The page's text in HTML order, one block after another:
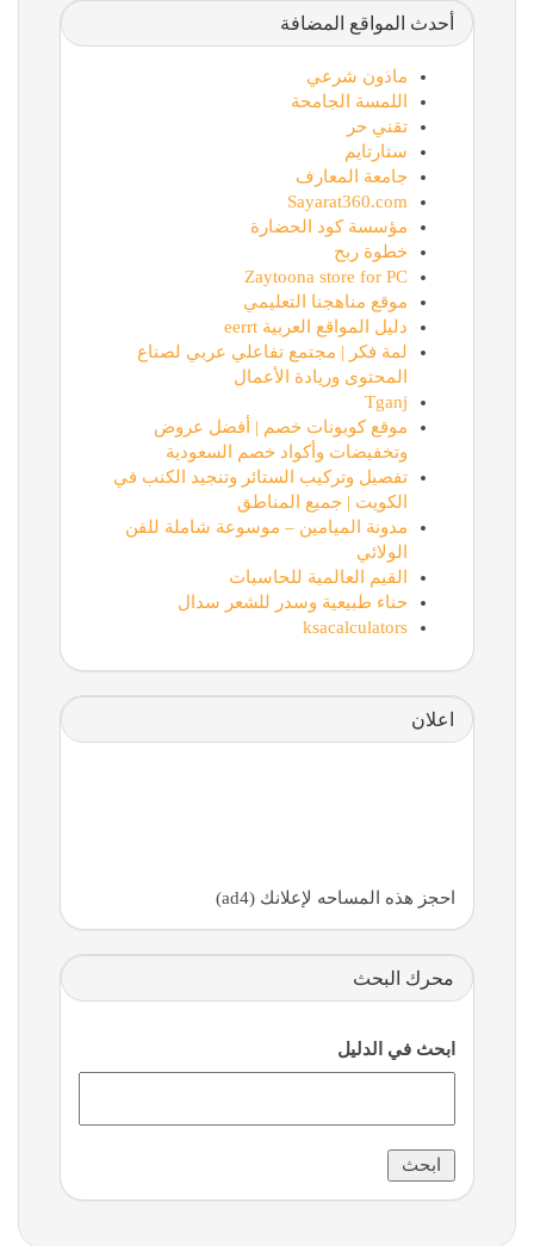
أحدث المواقع المضافة
ماذون شرعي
اللمسة الجامحة
تقني حر
ستارتايم
جامعة المعارف
Sayarat360.com
مؤسسة كود الحضارة
خطوة ربح
Zaytoona store for PC
موقع مناهجنا التعليمي
دليل المواقع العربية eerrt
لمة فكر | مجتمع تفاعلي عربي لصناع
المحتوى وريادة الأعمال
Tganj
موقع كوبونات خصم | أفضل عروض
وتخفيضات وأكواد خصم السعودية
تفصيل وتركيب الستائر وتنجيد الكنب في
الكويت | جميع المناطق
مدونة الميامين – موسوعة شاملة للفن
الولائي
القيم العالمية للحاسبات
حناء طبيعية وسدر للشعر سدال
ksacalculators
اعلان
احجز هذه المساحه لإعلانك (ad4)
محرك البحث
ابحث في الدليل